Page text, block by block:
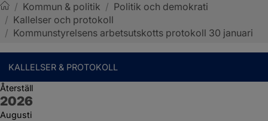
Sotenäs kommun
/ Kommun & politik / Politik och demokrati
/ Kallelser och protokoll
/ Kommunstyrelsens arbetsutskotts protokoll 30 januari
KALLELSER & PROTOKOLL
Återställ
År:
2026
Augusti